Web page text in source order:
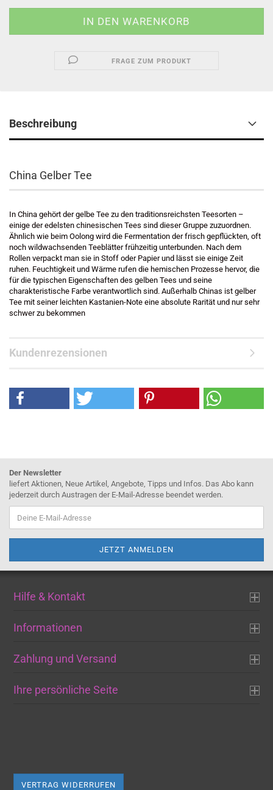
FRAGE ZUM PRODUKT
Beschreibung
China Gelber Tee
In China gehört der gelbe Tee zu den traditionsreichsten Teesorten –
einige der edelsten chinesischen Tees sind dieser Gruppe zuzuordnen.
Ähnlich wie beim Oolong wird die Fermentation der frisch gepflückten, oft
noch wildwachsenden Teeblätter frühzeitig unterbunden. Nach dem
Rollen verpackt man sie in Stoff oder Papier und lässt sie einige Zeit
ruhen. Feuchtigkeit und Wärme rufen die hemischen Prozesse hervor, die
für die typischen Eigenschaften des gelben Tees und seine
charakteristische Farbe verantwortlich sind. Außerhalb Chinas ist gelber
Tee mit seiner leichten Kastanien-Note eine absolute Rarität und nur sehr
schwer zu bekommen
Kundenrezensionen
Der Newsletter
liefert Aktionen, Neue Artikel, Angebote, Tipps und Infos. Das Abo kann
jederzeit durch Austragen der E-Mail-Adresse beendet werden.
Hilfe & Kontakt
Informationen
Zahlung und Versand
Ihre persönliche Seite
VERTRAG WIDERRUFEN